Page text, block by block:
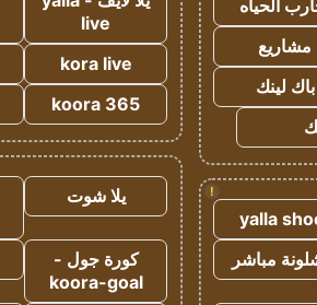
الحياه
مشاريع
باك لينك
!
yalla
مباشر
live
kora live
koora 365
يلا شوت
كورة جول -
koora-goal